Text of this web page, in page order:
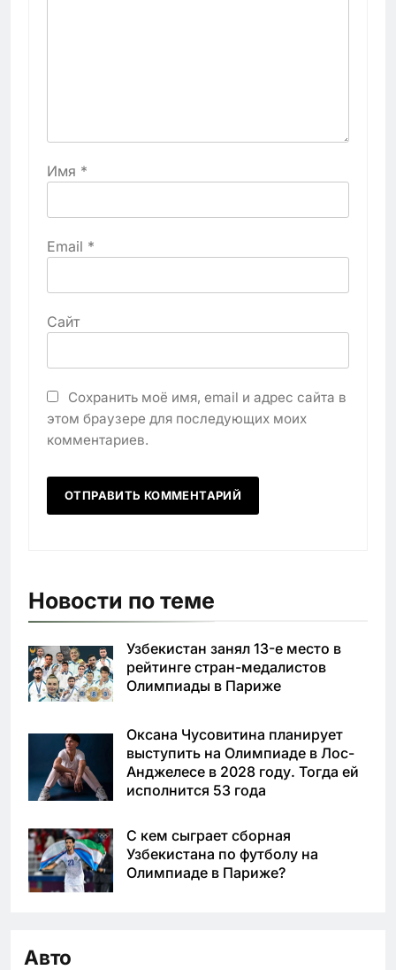
Имя *
Email *
Сайт
Сохранить моё имя, email и адрес сайта в
этом браузере для последующих моих
комментариев.
Новости по теме
Узбекистан занял 13-е место в
рейтинге стран-медалистов
Олимпиады в Париже
Оксана Чусовитина планирует
выступить на Олимпиаде в Лос-
Анджелесе в 2028 году. Тогда ей
исполнится 53 года
С кем сыграет сборная
Узбекистана по футболу на
Олимпиаде в Париже?
Авто